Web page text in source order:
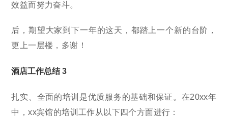
效益而努力奋斗。
后，期望大家到下一年的这天，都踏上一个新的台阶，
更上一层楼，多谢！
酒店工作总结 3
扎实、全面的培训是优质服务的基础和保证。在20xx年
中，xx宾馆的培训工作从以下四个方面进行：